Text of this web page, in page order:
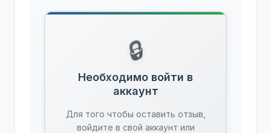
🔒
Необходимо войти в
аккаунт
Для того чтобы оставить отзыв,
войдите в свой аккаунт или